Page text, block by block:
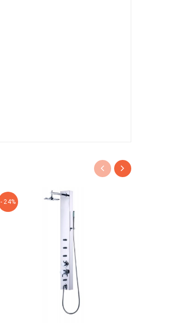
- 24%